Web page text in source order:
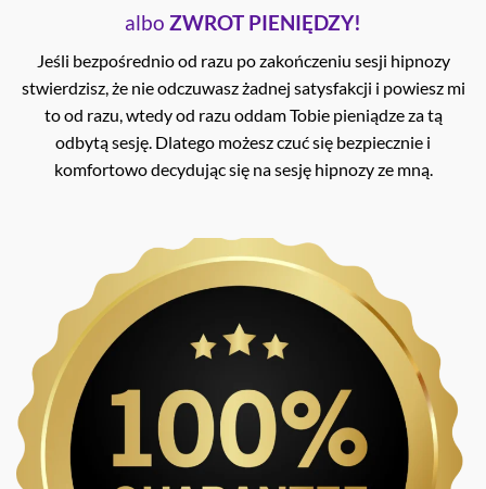
albo ZWROT PIENIĘDZY!
Jeśli bezpośrednio od razu po zakończeniu sesji hipnozy
stwierdzisz, że nie odczuwasz żadnej satysfakcji i powiesz mi
to od razu, wtedy od razu oddam Tobie pieniądze za tą
odbytą sesję. Dlatego możesz czuć się bezpiecznie i
komfortowo decydując się na sesję hipnozy ze mną.